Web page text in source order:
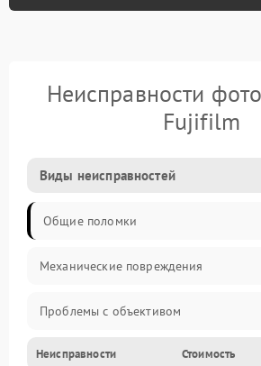
Неисправности
Fujifilm
Виды неисправностей
Общие поломки
Механические повреждения
Проблемы с объективом
Электронные ошибки
Неисправности Стоимость